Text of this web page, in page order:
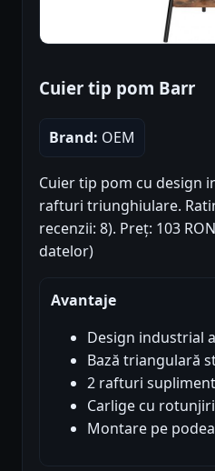
Cuier tip pom Barr
Brand: OEM
Cuier tip pom cu design
rafturi triunghiulare.
recenzii: 8). Preț: 103
datelor)
Avantaje
Design industrial
Bază triangulară
2 rafturi
Carlige cu
Montare pe